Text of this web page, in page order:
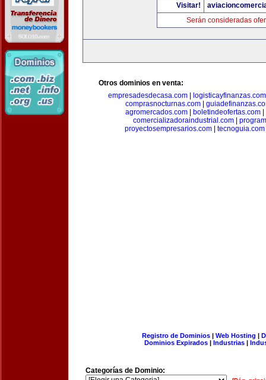
Visitar!
Serán consideradas
Otros dominios en venta:
empresadesdecasa.com
logisticayfinanzas.com
comprasnocturnas.com
agromercados.com
boletindeofertas.com
comercializadoraindustrial.com
proyectosempresarios.com
tecnoguia.com
Registro de Dominios| Web Hosting |
Dominios Expirados | Industrias |
Categorías de Dominio: